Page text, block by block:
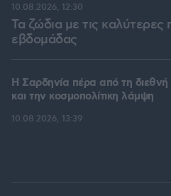
Τα ζώδια με τις καλύτερες
εβδομάδας
10.08.2026, 12:30
Η Σαρδηνία πέρα από τη
και την κοσμοπολίτικη λάμψη
10.08.2026, 13:39